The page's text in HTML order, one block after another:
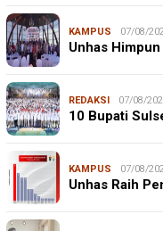
KAMPUS 07/08/
Unhas
REDAKSI 07/08/
10 Bupati
KAMPUS 07/08/
Unhas Raih